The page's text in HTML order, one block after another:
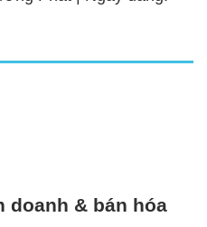
doanh & bán hóa